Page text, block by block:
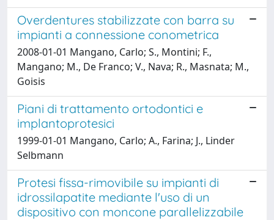
Overdentures stabilizzate con barra su
impianti a connessione conometrica
2008-01-01 Mangano, Carlo; S., Montini; F.,
Mangano; M., De Franco; V., Nava; R., Masnata; M.,
Goisis
Piani di trattamento ortodontici e
implantoprotesici
1999-01-01 Mangano, Carlo; A., Farina; J., Linder
Selbmann
Protesi fissa-rimovibile su impianti di
idrossilapatite mediante l'uso di un
dispositivo con moncone parallelizzabile